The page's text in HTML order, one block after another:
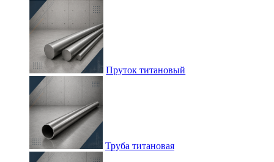
Пруток титановый
Труба титановая